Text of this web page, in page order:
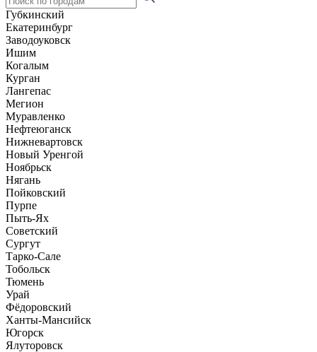
Губкинский
Екатеринбург
Заводоуковск
Ишим
Когалым
Курган
Лангепас
Мегион
Муравленко
Нефтеюганск
Нижневартовск
Новый Уренгой
Ноябрьск
Нягань
Пойковский
Пурпе
Пыть-Ях
Советский
Сургут
Тарко-Сале
Тобольск
Тюмень
Урай
Фёдоровский
Ханты-Мансийск
Югорск
Ялуторовск